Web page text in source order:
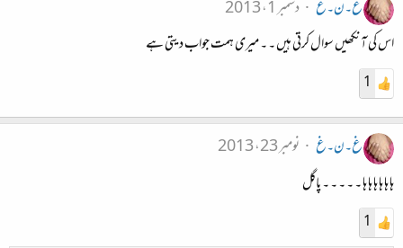
غ۔ن۔غ
دسمبر 1، 2013
اس کی آنکھیں سوال کرتی ہیں ۔ ۔ میری ہمت جواب دیتی ہے
1
غ۔ن۔غ
نومبر 23، 2013
ہا ہا ہا ہا ہا ہا ۔ ۔ ۔ ۔ ۔ پاگل
1